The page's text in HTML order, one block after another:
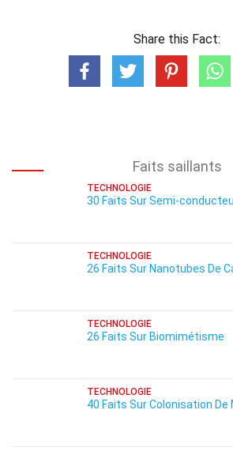
Share this Fact:
Faits saillants
TECHNOLOGIE
30 Faits Sur Semi-
TECHNOLOGIE
26 Faits Sur Nanotubes De
TECHNOLOGIE
26 Faits Sur Biomimétisme
TECHNOLOGIE
40 Faits Sur Colonisation De